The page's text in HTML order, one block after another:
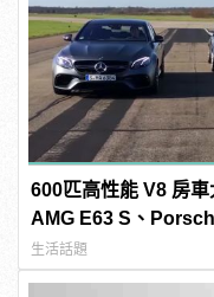
600匹高性能 V8 房
AMG E63 S、
Hybrid、Cadillac
生活話題